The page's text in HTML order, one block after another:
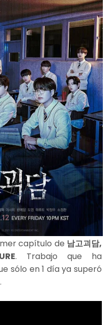
capítulo de 남고괴담,
. Trabajo que ha
sólo en 1 día ya superó